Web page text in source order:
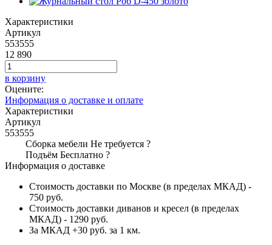
Характеристики
Артикул
553555
12 890
в корзину
Оцените:
Информация о доставке и оплате
Характеристики
Артикул
553555
Сборка мебели Не требуется ?
Подъём Бесплатно ?
Информация о доставке
Стоимость доставки по Москве (в пределах МКАД) -
750 руб.
Стоимость доставки диванов и кресел (в пределах
МКАД) - 1290 руб.
За МКАД +30 руб. за 1 км.